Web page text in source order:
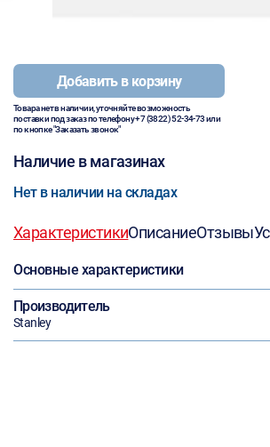
Добавить в корзину
Товара нет в наличии, уточняйте возможность
поставки под заказ по телефону+7 (3822) 52-34-73или
по кнопке "Заказать звонок"
Наличие в магазинах
Нет в наличии на складах
ХарактеристикиОписаниеОтзывы
Основные характеристики
Производитель
Stanley